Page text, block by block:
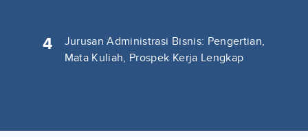
4
Jurusan Administrasi Bisnis: Pengertian,
Mata Kuliah, Prospek Kerja Lengkap